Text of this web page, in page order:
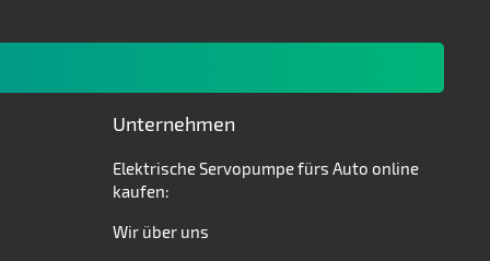
Unternehmen
Elektrische Servopumpe fürs Auto online
kaufen:
Wir über uns